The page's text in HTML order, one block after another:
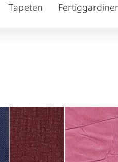
Tapeten